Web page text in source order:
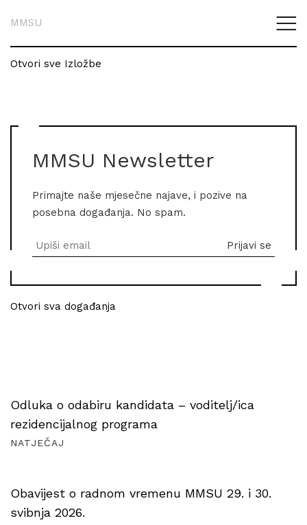
MMSU
Otvori sve Izložbe
MMSU Newsletter
Primajte naše mjesečne najave, i pozive na
posebna događanja. No spam.
Otvori sva događanja
Odluka o odabiru kandidata – voditelj/ica
rezidencijalnog programa
NATJEČAJ
Obavijest o radnom vremenu MMSU 29. i 30.
svibnja 2026.